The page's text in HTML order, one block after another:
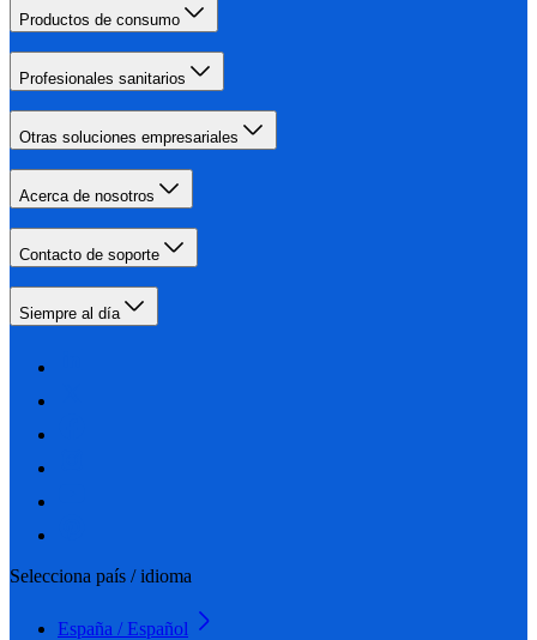
Productos de consumo
Profesionales sanitarios
Otras soluciones empresariales
Acerca de nosotros
Contacto de soporte
Siempre al día
Selecciona país / idioma
España / Español